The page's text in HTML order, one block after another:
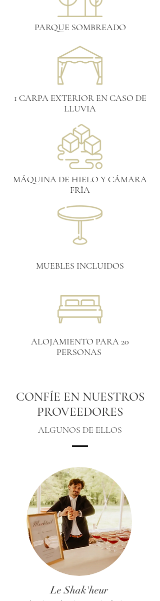
PARQUE SOMBREADO
1 CARPA EXTERIOR EN CASO DE
LLUVIA
MÁQUINA DE HIELO Y CÁMARA
FRÍA
MUEBLES INCLUIDOS
ALOJAMIENTO PARA 20
PERSONAS
CONFÍE EN NUESTROS
PROVEEDORES
ALGUNOS DE ELLOS
Le Shak'heur